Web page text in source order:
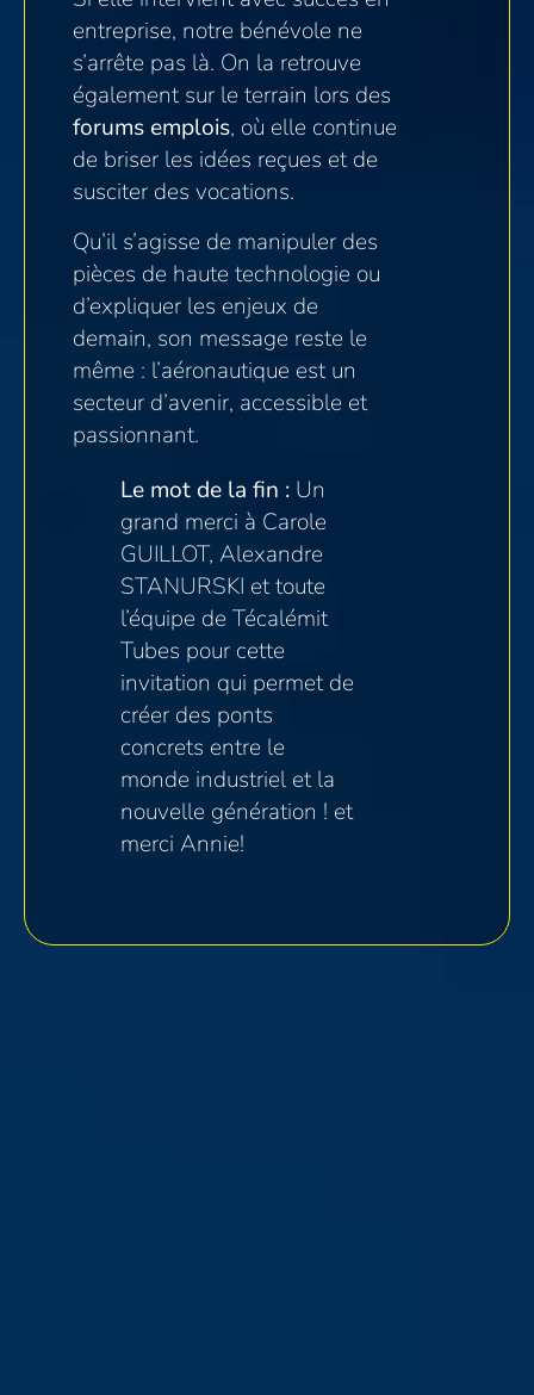
entreprise, notre bénévole ne
s’arrête pas là. On la retrouve
également sur le terrain lors des
forums emplois, où elle continue
de briser les idées reçues et de
susciter des vocations.
Qu’il s’agisse de manipuler des
pièces de haute technologie ou
d’expliquer les enjeux de
demain, son message reste le
même : l’aéronautique est un
secteur d’avenir, accessible et
passionnant.
Le mot de la fin : Un
grand merci à Carole
GUILLOT, Alexandre
STANURSKI et toute
l’équipe de Técalémit
Tubes pour cette
invitation qui permet de
créer des ponts
concrets entre le
monde industriel et la
nouvelle génération ! et
merci Annie!